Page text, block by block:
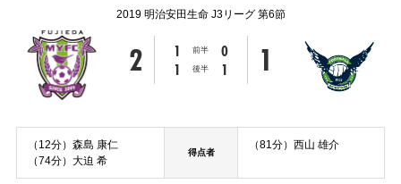
2019 明治安田生命 J3リーグ 第6節
2 1 前半
0
1
後半 1 1
（12分）森島 康仁
（74分）大迫 希
得点者
（81分）西山 雄介